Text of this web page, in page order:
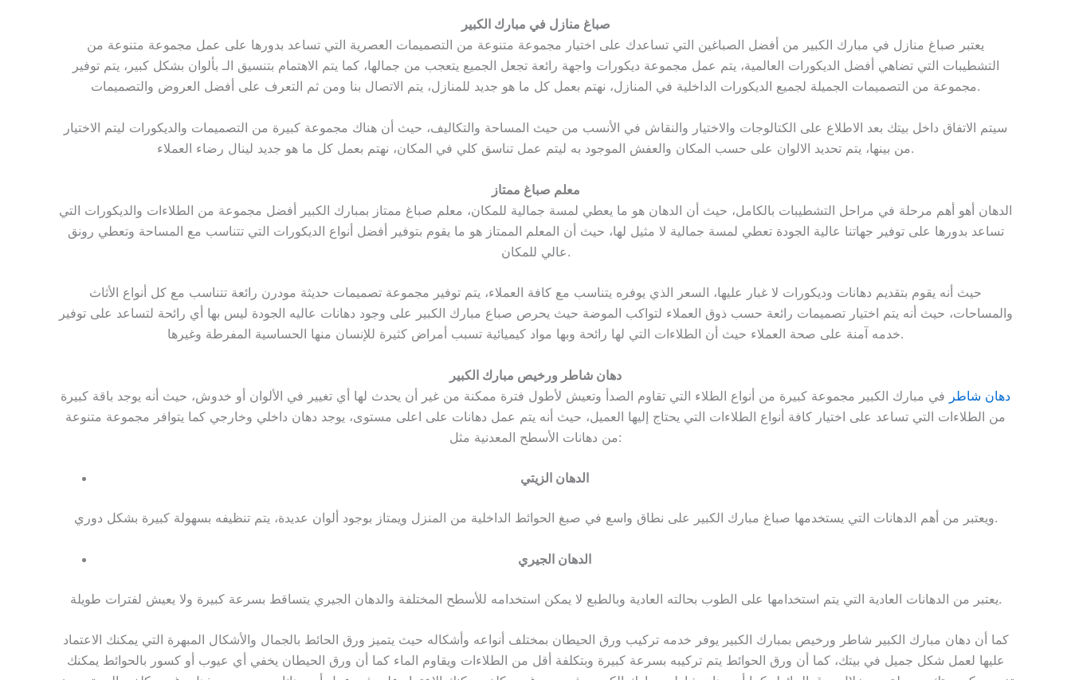
صباغ منازل في مبارك الكبير
يعتبر صباغ منازل في مبارك الكبير من أفضل الصباغين التي تساعدك على اختيار مجموعة متنوعة من التصميمات العصرية التي تساعد بدورها على عمل مجموعة متنوعة من
التشطيبات التي تضاهي أفضل الديكورات العالمية، يتم عمل مجموعة ديكورات واجهة رائعة تجعل الجميع يتعجب من جمالها، كما يتم الاهتمام بتنسيق الـ بألوان بشكل كبير، يتم توفير
مجموعة من التصميمات الجميلة لجميع الديكورات الداخلية في المنازل، نهتم بعمل كل ما هو جديد للمنازل، يتم الاتصال بنا ومن ثم التعرف على أفضل العروض والتصميمات.
سيتم الاتفاق داخل بيتك بعد الاطلاع على الكتالوجات والاختيار والنقاش في الأنسب من حيث المساحة والتكاليف، حيث أن هناك مجموعة كبيرة من التصميمات والديكورات ليتم الاختيار
من بينها، يتم تحديد الالوان على حسب المكان والعفش الموجود به ليتم عمل تناسق كلي في المكان، نهتم بعمل كل ما هو جديد لينال رضاء العملاء.
معلم صباغ ممتاز
الدهان أهو أهم مرحلة في مراحل التشطيبات بالكامل، حيث أن الدهان هو ما يعطي لمسة جمالية للمكان، معلم صباغ ممتاز بمبارك الكبير أفضل مجموعة من الطلاءات والديكورات التي
تساعد بدورها على توفير جهاتنا عالية الجودة تعطي لمسة جمالية لا مثيل لها، حيث أن المعلم الممتاز هو ما يقوم بتوفير أفضل أنواع الديكورات التي تتناسب مع المساحة وتعطي رونق
عالي للمكان.
حيث أنه يقوم بتقديم دهانات وديكورات لا غبار عليها، السعر الذي يوفره يتناسب مع كافة العملاء، يتم توفير مجموعة تصميمات حديثة مودرن رائعة تتناسب مع كل أنواع الأثاث
والمساحات، حيث أنه يتم اختيار تصميمات رائعة حسب ذوق العملاء لتواكب الموضة حيث يحرص صباع مبارك الكبير على وجود دهانات عاليه الجودة ليس بها أي رائحة لتساعد على توفير
خدمه آمنة على صحة العملاء حيث أن الطلاءات التي لها رائحة وبها مواد كيميائية تسبب أمراض كثيرة للإنسان منها الحساسية المفرطة وغيرها.
دهان شاطر ورخيص مبارك الكبير
دهان شاطر في مبارك الكبير مجموعة كبيرة من أنواع الطلاء التي تقاوم الصدأ وتعيش لأطول فترة ممكنة من غير أن يحدث لها أي تغيير في الألوان أو خدوش، حيث أنه يوجد باقة كبيرة
من الطلاءات التي تساعد على اختيار كافة أنواع الطلاءات التي يحتاج إليها العميل، حيث أنه يتم عمل دهانات على اعلى مستوى، يوجد دهان داخلي وخارجي كما يتوافر مجموعة متنوعة
من دهانات الأسطح المعدنية مثل:
الدهان الزيتي
ويعتبر من أهم الدهانات التي يستخدمها صباغ مبارك الكبير على نطاق واسع في صبغ الحوائط الداخلية من المنزل ويمتاز بوجود ألوان عديدة، يتم تنظيفه بسهولة كبيرة بشكل دوري.
الدهان الجيري
يعتبر من الدهانات العادية التي يتم استخدامها على الطوب بحالته العادية وبالطبع لا يمكن استخدامه للأسطح المختلفة والدهان الجيري يتساقط بسرعة كبيرة ولا يعيش لفترات طويلة.
كما أن دهان مبارك الكبير شاطر ورخيص بمبارك الكبير يوفر خدمه تركيب ورق الحيطان بمختلف أنواعه وأشكاله حيث يتميز ورق الحائط بالجمال والأشكال المبهرة التي يمكنك الاعتماد
عليها لعمل شكل جميل في بيتك، كما أن ورق الحوائط يتم تركيبه بسرعة كبيرة وبتكلفة أقل من الطلاءات ويقاوم الماء كما أن ورق الحيطان يخفي أي عيوب أو كسور بالحوائط يمكنك